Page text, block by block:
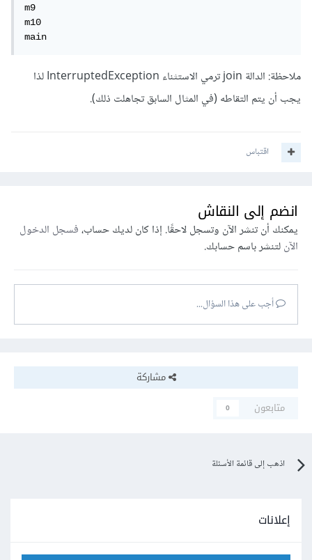
m9
m10
main
ملاحظة: الدالة join ترمي الاستثناء InterruptedException لذا
يجب أن يتم التقاطه (في المثال السابق تجاهلت ذلك).
اقتباس
انضم إلى النقاش
يمكنك أن تنشر الآن وتسجل لاحقًا. إذا كان لديك حساب،فسجل الدخول
الآنلتنشر باسم حسابك.
أجب على هذا السؤال...
مشاركة
متابعون
0
اذهب إلى قائمة الأسئلة
إعلانات